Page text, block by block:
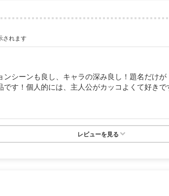
されます
シーンも良し、キャラの深み良し！題名だけ
す！個人的には、主人公がカッコよくて好きで
レビューを見る